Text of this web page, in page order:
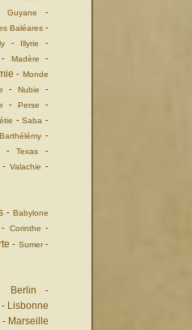
Guyane -
Baléares-
- Illyrie -
- Madère -
- Monde
-Nubie -
- Perse -
-Saba -
-
-Texas -
- Valachie -
-Babylone
- Corinthe -
- Sumer-
Berlin -
- Lisbonne
- Marseille